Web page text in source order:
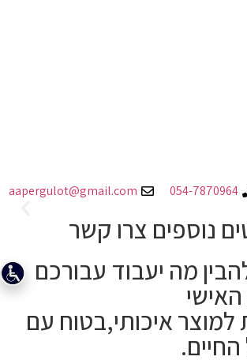
054-7870964
aapergulot@gmail.comבדיקה והוצאת היתרים
נוספים צרו קשר
מה יעבוד עבורכם
למוצר איכותי,בטוח עם